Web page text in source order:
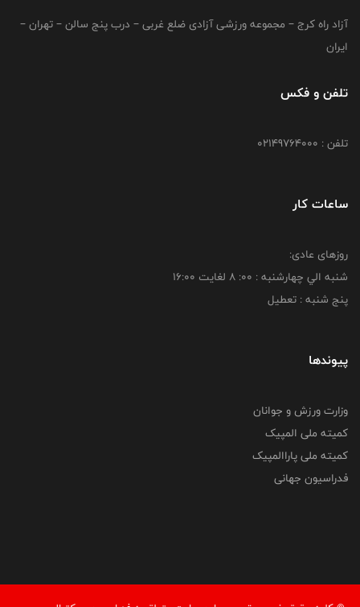
آزاد راه کرج – مجموعه ورزشی آزادی ضلع غربی – درب پنج سالن – تهران –
ایران
تلفن و فکس
تلفن : 02149764000
ساعات کار
روزهای عادی:
شنبه الي چهارشنبه : 00: 8 لغايت 16:00
پنج شنبه : تعطیل
پیوندها
وزارت ورزش و جوانان
کمیته ملی المپیک
کمیته ملی پاراالمپیک
فدراسیون جهانی